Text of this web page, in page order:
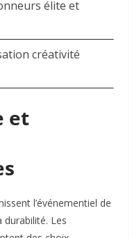
élite et
créativité
et
l’événementiel de
durabilité. Les